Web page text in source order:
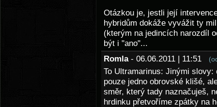
Otázkou je, jestli její
hybridům dokáže vyvážit ty
(kterým na jedincích narozdíl
být i "ano"...
Romla - 06.06.2011 | 11:51
To Ultramarinus: Jinými slovy:
pouze jedno obrovské klišé,
směr, který tady naznačuješ,
hrdinku přetvoříme zpátky na